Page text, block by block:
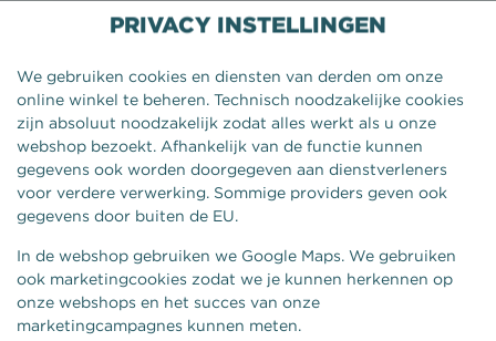
PRIVACY INSTELLINGEN
We gebruiken cookies en diensten van derden om onze
online winkel te beheren. Technisch noodzakelijke cookies
zijn absoluut noodzakelijk zodat alles werkt als u onze
webshop bezoekt. Afhankelijk van de functie kunnen
gegevens ook worden doorgegeven aan dienstverleners
voor verdere verwerking. Sommige providers geven ook
gegevens door buiten de EU.
In de webshop gebruiken we Google Maps. We gebruiken
ook marketingcookies zodat we je kunnen herkennen op
onze webshops en het succes van onze
marketingcampagnes kunnen meten.
ICE TEA SPARKLING